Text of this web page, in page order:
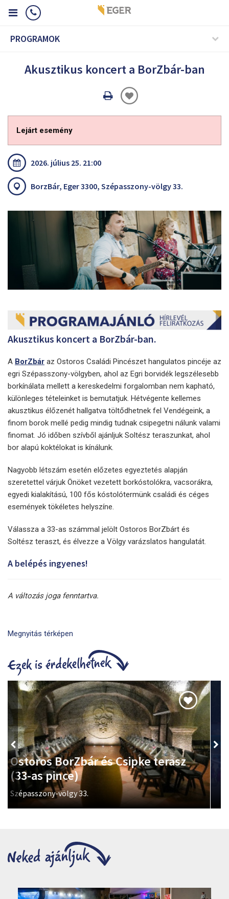
PROGRAMOK
Akusztikus koncert a BorZbár-ban
Oldal
Lejárt esemény
2026. július 25. 21:00
BorzBár, Eger 3300, Szépasszony-völgy 33.
Akusztikus koncert a BorZbár-ban.
A BorZbár az Ostoros Családi Pincészet hangulatos pincéje az
egri Szépasszony-völgyben, ahol az Egri borvidék legszélesebb
borkínálata mellett a kereskedelmi forgalomban nem kapható,
különleges tételeinket is bemutatjuk. Hétvégente kellemes
akusztikus élőzenét hallgatva töltődhetnek fel Vendégeink, a
finom borok mellé pedig mindig tudnak csipegetni nálunk valami
finomat. Jó időben szívből ajánljuk Soltész teraszunkat, ahol
bor alapú koktélokat is kínálunk.
Nagyobb létszám esetén előzetes egyeztetés alapján
szeretettel várjuk Önöket vezetett borkóstolókra, vacsorákra,
egyedi kialakítású, 100 fős kóstolótermünk családi és céges
események tökéletes helyszíne.
Válassza a 33-as számmal jelölt Ostoros BorZbárt és
Soltész teraszt, és élvezze a Völgy varázslatos hangulatát.
A belépés ingyenes!
A változás joga fenntartva.
Megnyitás térképen
Termálfürdő
Az ország egyik legszebb városi strandja, 3 bejárattal, 5
hektáros területtel, 13 medencével és ezernyi élménnyel.
Petőfi tér 2.